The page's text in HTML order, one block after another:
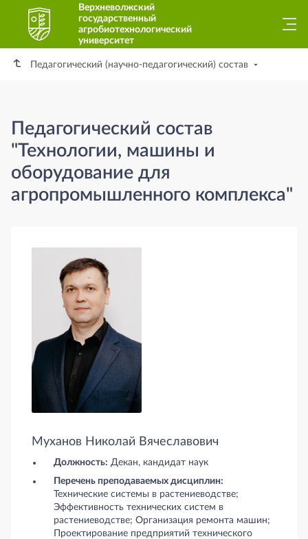
Верхневолжский
государственный
агробиотехнологический
университет
Педагогический (научно-педагогический) состав
Педагогический состав
"Технологии, машины и
оборудование для
агропромышленного комплекса"
Муханов Николай Вячеславович
Должность: Декан, кандидат наук
Перечень преподаваемых дисциплин:
Технические системы в растениеводстве;
Эффективность технических систем в
растениеводстве; Организация ремонта машин;
Проектирование предприятий технического